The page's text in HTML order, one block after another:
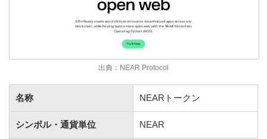
出典：NEAR Protocol
名称 NEARトークン
シンボル・通貨単位 NEAR